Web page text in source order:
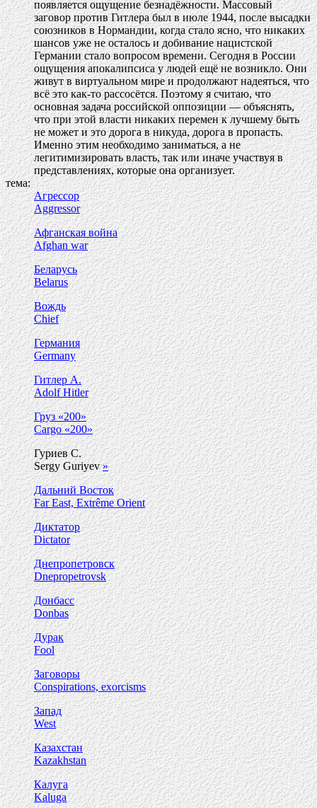
появляется ощущение безнадёжности. Массовый
заговор против Гитлера был в июле 1944, после высадки
союзников в Нормандии, когда стало ясно, что никаких
шансов уже не осталось и добивание нацистской
Германии стало вопросом времени. Сегодня в России
ощущения апокалипсиса у людей ещё не возникло. Они
живут в виртуальном мире и продолжают надеяться, что
всё это как-то рассосётся. Поэтому я считаю, что
основная задача российской оппозиции — объяснять,
что при этой власти никаких перемен к лучшему быть
не может и это дорога в никуда, дорога в пропасть.
Именно этим необходимо заниматься, а не
легитимизировать власть, так или иначе участвуя в
представлениях, которые она организует.
тема:
Агрессор
Aggressor
Афганская война
Afghan war
Беларусь
Belarus
Вождь
Chief
Германия
Germany
Гитлер А.
Adolf Hitler
Груз «200»
Cargo «200»
Гуриев С.
Sergy Guriyev»
Дальний Восток
Far East, Extrême Orient
Диктатор
Dictator
Днепропетровск
Dnepropetrovsk
Донбасс
Donbas
Дурак
Fool
Заговоры
Conspirations, exorcisms
Запад
West
Казахстан
Kazakhstan
Калуга
Kaluga